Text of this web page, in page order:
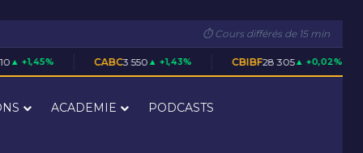
⏱ Cours différés de 15 min
CABC3 550 ▲ +1,43% CBIBF28 305 ▲ +0,02% CFAC1 700
ACADEMIE PODCASTS